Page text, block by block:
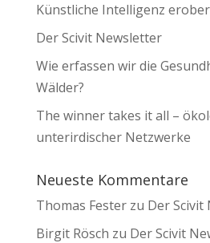
Künstliche Intelligenz
Der Scivit Newsletter
Wie erfassen wir die
Wälder?
The winner takes it all –
unterirdischer Netzwerke
Neueste Kommentare
Thomas Festerzu Der
Birgit Rösch zu Der Scivit